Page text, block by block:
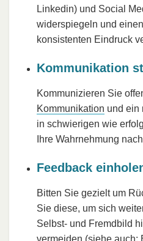
Linkedin) und Social
widerspiegeln und
konsistenten Eindruck
Kommunikation
Kommunizieren Sie
Kommunikation und ein
in schwierigen wie
Ihre Wahrnehmung
Feedback
Bitten Sie gezielt um
Sie diese, um sich
Selbst- und Fremdbild